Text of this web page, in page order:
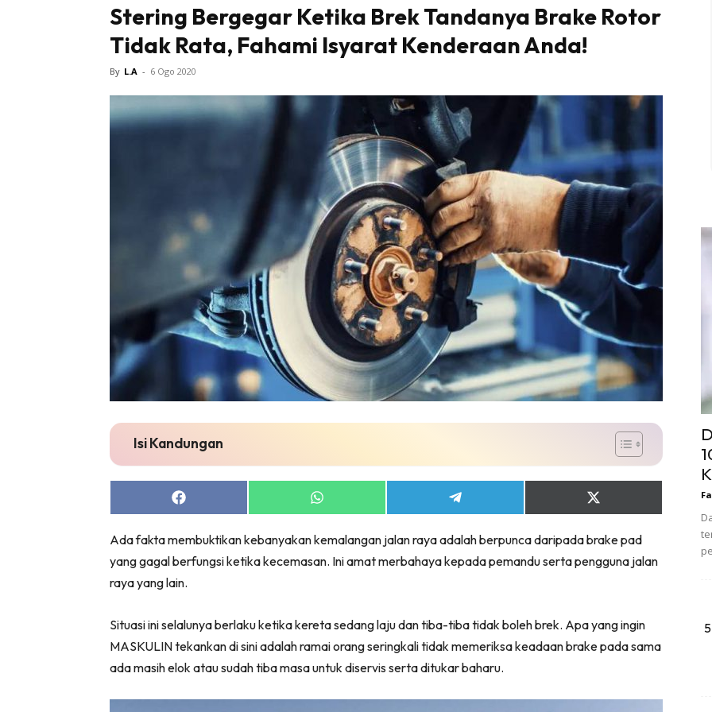
Stering Bergegar Ketika Brek Tandanya Brake Rotor
Tidak Rata, Fahami Isyarat Kenderaan Anda!
By L.A - 6 Ogo 2020
Isi Kandungan
Share
on
Share
on
Share
on
Share
on
(Twitter)
Ada fakta membuktikan kebanyakan kemalangan jalan raya adalah berpunca daripada brake pad
yang gagal berfungsi ketika kecemasan. Ini amat merbahaya kepada pemandu serta pengguna jalan
raya yang lain.
Situasi ini selalunya berlaku ketika kereta sedang laju dan tiba-tiba tidak boleh brek. Apa yang ingin
MASKULIN tekankan di sini adalah ramai orang seringkali tidak memeriksa keadaan brake pada sama
ada masih elok atau sudah tiba masa untuk diservis serta ditukar baharu.